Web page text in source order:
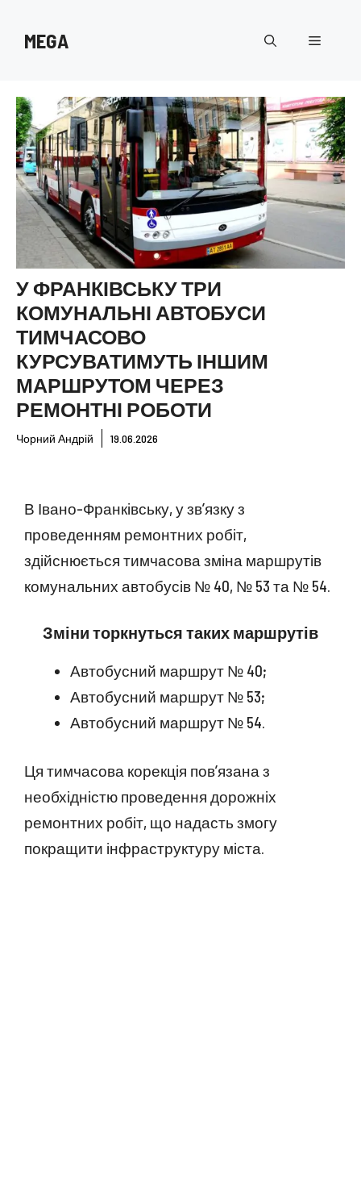
MEGA Меню
У ФРАНКІВСЬКУ ТРИ
КОМУНАЛЬНІ АВТОБУСИ
ТИМЧАСОВО
КУРСУВАТИМУТЬ ІНШИМ
МАРШРУТОМ ЧЕРЕЗ
РЕМОНТНІ РОБОТИ
Чорний Андрій 19.06.2026
В Івано-Франківську, у зв’язку з
проведенням ремонтних робіт,
здійснюється тимчасова зміна маршрутів
комунальних автобусів № 40, № 53 та № 54.
Зміни торкнуться таких маршрутів
Автобусний маршрут № 40;
Автобусний маршрут № 53;
Автобусний маршрут № 54.
Ця тимчасова корекція пов’язана з
необхідністю проведення дорожніх
ремонтних робіт, що надасть змогу
покращити інфраструктуру міста.